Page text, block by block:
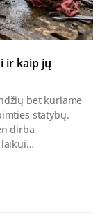
ir kaip jų
bet kuriame
statybų.
dirba
laikui…